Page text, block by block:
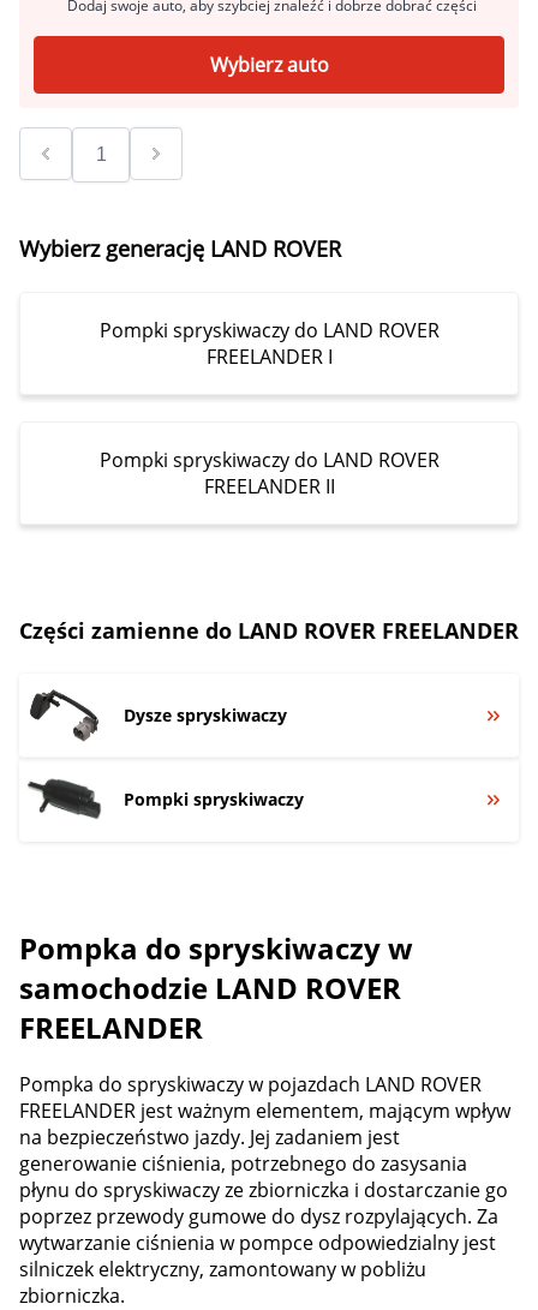
Dodaj swoje auto, aby szybciej znaleźć i dobrze dobrać części
Wybierz auto
Wybierz generację LAND ROVER
Pompki spryskiwaczy do LAND ROVER
FREELANDER I
Pompki spryskiwaczy do LAND ROVER
FREELANDER II
Części zamienne do LAND ROVER FREELANDER
Dysze spryskiwaczy
Pompki spryskiwaczy
Pompka do spryskiwaczy w
samochodzie LAND ROVER
FREELANDER
Pompka do spryskiwaczy w pojazdach LAND ROVER
FREELANDER jest ważnym elementem, mającym wpływ
na bezpieczeństwo jazdy. Jej zadaniem jest
generowanie ciśnienia, potrzebnego do zasysania
płynu do spryskiwaczy ze zbiorniczka i dostarczanie go
poprzez przewody gumowe do dysz rozpylających. Za
wytwarzanie ciśnienia w pompce odpowiedzialny jest
silniczek elektryczny, zamontowany w pobliżu
zbiorniczka.